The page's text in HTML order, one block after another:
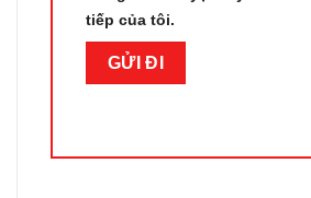
tiếp của tôi.